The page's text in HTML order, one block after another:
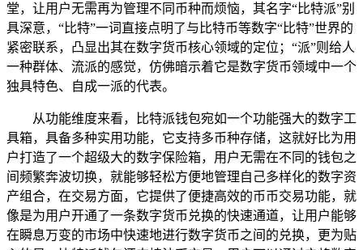
堂，让用户无需再为管理不同币种而烦恼，其名字“比特派”别
具深意，“比特”一词直接点明了与比特币等数字“比特”世界的
紧密联系，凸显出其在数字货币核心领域的定位；“派”则给人
一种群体、流派的感觉，仿佛暗示着它是数字货币领域中一个
独具特色、自成一派的代表。
从功能维度来看，比特派钱包宛如一个功能强大的数字工
具箱，具备多种实用功能，它支持多币种存储，这就好比为用
户打造了一个超级大的数字保险箱，用户无需在不同的钱包之
间频繁奔波切换，就能够轻松方便地管理自己多样化的数字资
产组合，在交易方面，它提供了便捷高效的币币交易功能，就
像是为用户开通了一条数字货币兑换的快速通道，让用户能够
在瞬息万变的市场中快速地进行数字货币之间的兑换，更为贴